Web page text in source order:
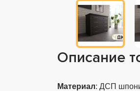
Описание
Материал: ДСП